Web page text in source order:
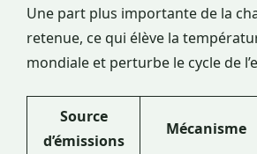
Une part plus importante de la
retenue, ce qui élève la
mondiale et perturbe le cycle de
Source
d’émissions
Mécanisme